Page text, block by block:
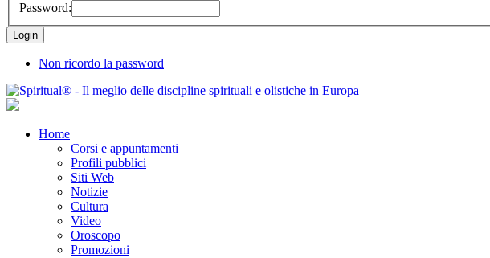
Password:
Non ricordo la password
Home
Corsi e appuntamenti
Profili pubblici
Siti Web
Notizie
Cultura
Video
Oroscopo
Promozioni